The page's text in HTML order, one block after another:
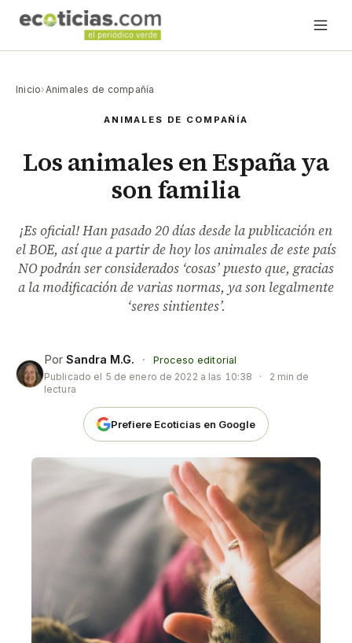
Inicio›Animales de compañía
ANIMALES DE COMPAÑÍA
Los animales en España ya
son familia
¡Es oficial! Han pasado 20 días desde la publicación en
el BOE, así que a partir de hoy los animales de este país
NO podrán ser considerados ‘cosas’ puesto que, gracias
a la modificación de varias normas, ya son legalmente
‘seres sintientes’.
Por Sandra M.G. ·
Proceso editorial
Publicado el 5 de enero de 2022 a las 10:38 ·
2 min de
lectura
Prefiere Ecoticias en Google